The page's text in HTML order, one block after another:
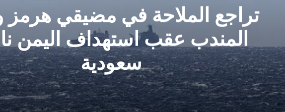
تراجع الملاحة في مضيقي هرمز
المندب عقب استهداف اليمن
سعودية